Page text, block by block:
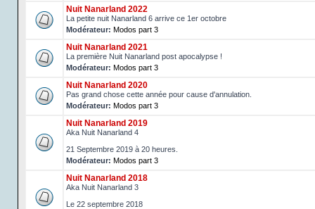
Nuit Nanarland 2022
La petite nuit Nanarland 6 arrive ce 1er octobre
Modérateur: Modos part 3
Nuit Nanarland 2021
La première Nuit Nanarland post apocalypse !
Modérateur: Modos part 3
Nuit Nanarland 2020
Pas grand chose cette année pour cause d'annulation.
Modérateur: Modos part 3
Nuit Nanarland 2019
Aka Nuit Nanarland 4
21 Septembre 2019 à 20 heures.
Modérateur: Modos part 3
Nuit Nanarland 2018
Aka Nuit Nanarland 3
Le 22 septembre 2018